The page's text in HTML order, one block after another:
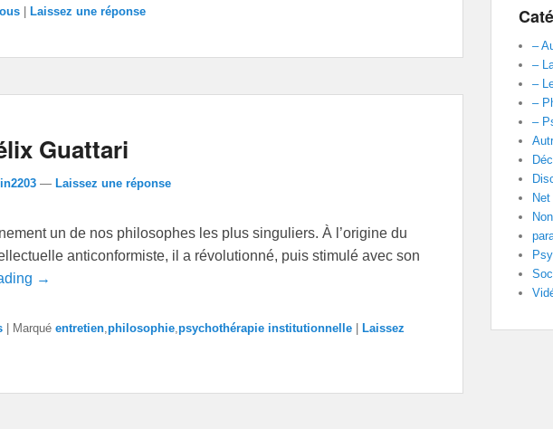
Laissez une réponse
Guattari
— Laissez une réponse
un de nos philosophes les plus singuliers. À l’origine du
anticonformiste, il a révolutionné, puis stimulé avec son
→
| Marqué entretien philosophie psychothérapie institutionnelle | Laissez
–
–
–
–
–